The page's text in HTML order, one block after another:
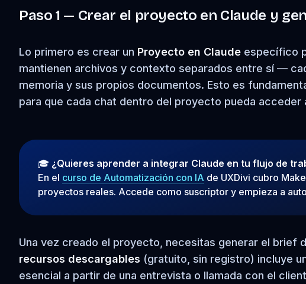
Paso 1 — Crear el proyecto en Claude y
Lo primero es crear un Proyecto en Claude específico
mantienen archivos y contexto separados entre sí —
memoria y sus propios documentos. Esto es
para que cada chat dentro del proyecto pueda
🎓 ¿Quieres aprender a integrar Claude en tu flujo de
En el curso de Automatización con IA de UXDivi cubro
proyectos reales. Accede como suscriptor y empieza a
Una vez creado el proyecto, necesitas generar el brief
recursos descargables (gratuito, sin registro) incluye
esencial a partir de una entrevista o llamada con el